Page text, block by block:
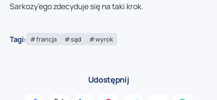
Sarkozy’ego zdecyduje się na taki krok.
Tagi: francja sąd wyrok
Udostępnij